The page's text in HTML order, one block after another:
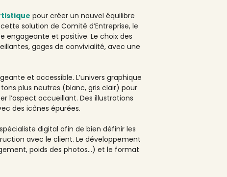
pour créer un nouvel équilibre
solution de Comité d’Entreprise, le
engageante et positive. Le choix des
gages de convivialité, avec une
et accessible. L’univers graphique
plus neutres (blanc, gris clair) pour
l’aspect accueillant. Des illustrations
des icônes épurées.
digital afin de bien définir les
avec le client. Le développement
poids des photos…) et le format